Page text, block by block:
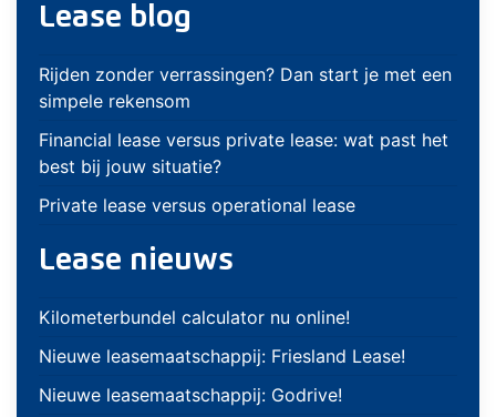
Lease blog
Rijden zonder verrassingen? Dan start je met een
simpele rekensom
Financial lease versus private lease: wat past het
best bij jouw situatie?
Private lease versus operational lease
Lease nieuws
Kilometerbundel calculator nu online!
Nieuwe leasemaatschappij: Friesland Lease!
Nieuwe leasemaatschappij: Godrive!